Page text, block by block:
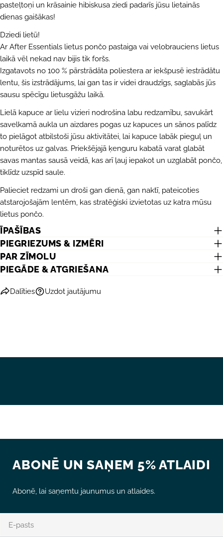
pasteļtoņi un krāsainie hibiskusa ziedi padarīs jūsu lietainās
dienas gaišākas!
Dziedi lietū!
Ar After Essentials lietus pončo pastaiga vai velobrauciens lietus
laikā vēl nekad nav bijis tik foršs.
Izgatavots no 100 % pārstrādāta poliestera ar iekšpusē iestrādātu
lentu, šis izstrādājums, lai gan tas ir videi draudzīgs, saglabās jūs
sausu spēcīgu lietusgāžu laikā.
Lielā kapuce ar lielu vizieri nodrošina labu redzamību, savukārt
savelkamā aukla un aizdares pogas uz kapuces un sānos palīdz
to pielāgot atbilstoši jūsu aktivitātei, lai kapuce labāk pieguļ un
noturētos uz galvas. Priekšējajā ķenguru kabatā varat glabāt
savas mantas sausā veidā, kas arī ļauj iepakot un uzglabāt pončo,
tiklīdz uzspīd saule.
Palieciet redzami un droši gan dienā, gan naktī, pateicoties
atstarojošajām lentēm, kas stratēģiski izvietotas uz katra mūsu
lietus pončo.
ĪPAŠĪBAS
PIEGRIEZUMS & IZMĒRI
PAR ZĪMOLU
PIEGĀDE & ATGRIEŠANA
Dalīties
DALĪTIES AR ŠO PRODUKTU
Dalīties
Dalīties
Pinterest
Uzdot jautājumu
UZDOT JAUTĀJUMU
Jūsu
vārds
e-
Jūsu
telefons
ziņojums
Lauki, kas atzīmēti ar *, ir obligāti.
NOSŪTĪT JAUTĀJUMU
ABONĒ UN SAŅEM 5% ATLAIDI
Abonē, lai saņemtu jaunumus un atlaides.
pasts